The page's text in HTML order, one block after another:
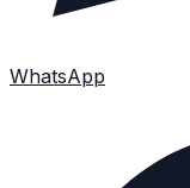
WhatsApp